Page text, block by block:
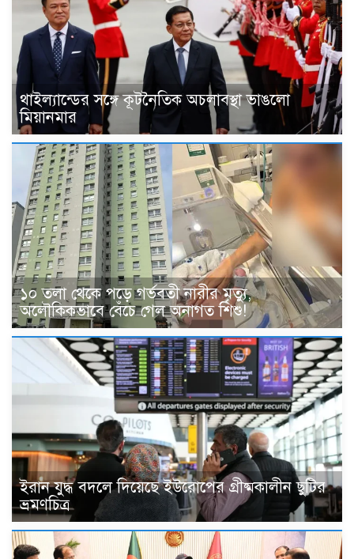
থাইল্যান্ডের সঙ্গে কূটনৈতিক অচলাবস্থা ভাঙলো
মিয়ানমার
১০ তলা থেকে পড়ে গর্ভবতী নারীর মৃত্যু,
অলৌকিকভাবে বেঁচে গেল অনাগত শিশু!
ইরান যুদ্ধ বদলে দিয়েছে ইউরোপের গ্রীষ্মকালীন ছুটির
ভ্রমণচিত্র